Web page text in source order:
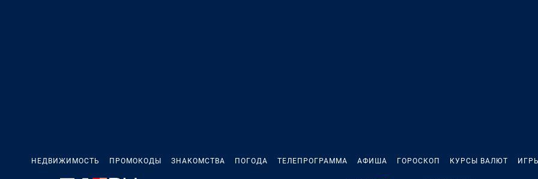
НЕДВИЖИМОСТЬ ПРОМОКОДЫ ЗНАКОМСТВА ПОГОДА ТЕЛЕПРОГРАММА АФИША ГОРОСКОП КУРСЫ ВАЛЮТ